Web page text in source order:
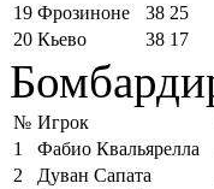
19 Фрозиноне 38 25
20 Кьево 38 17
№ Игрок
1
Фабио Квальярелла
2
Дуван Сапата